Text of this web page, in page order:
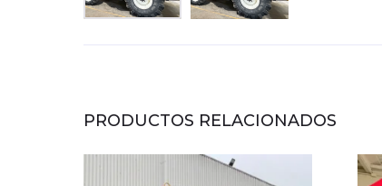
PRODUCTOS RELACIONADOS